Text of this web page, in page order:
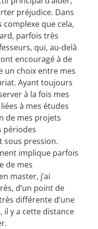
préjudice. Dans
complexe que cela,
parfois très
qui, au-delà
encouragé à de
un choix entre mes
Ayant toujours
à la fois mes
à mes études
de mes projets
périodes
sous pression.
implique parfois
de mes
master, j’ai
d’un point de
différente d’une
il y a cette distance